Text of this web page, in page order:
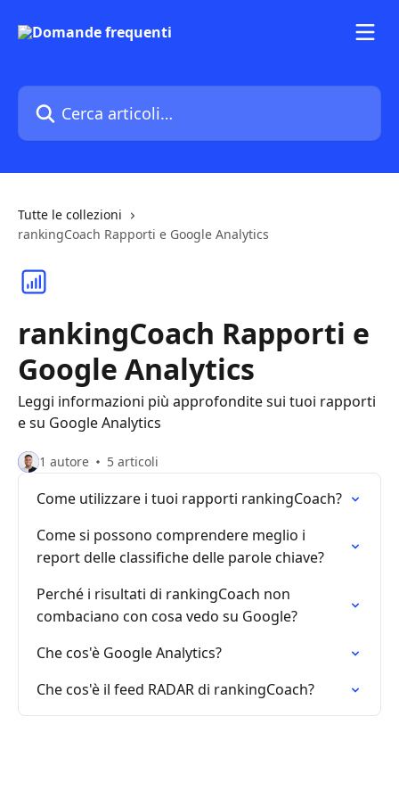
Cerca articoli…
Tutte le collezioni
rankingCoach Rapporti e Google Analytics
rankingCoach Rapporti e
Google Analytics
Leggi informazioni più approfondite sui tuoi rapporti
e su Google Analytics
1 autore 5 articoli
Come utilizzare i tuoi rapporti rankingCoach?
Come si possono comprendere meglio i
report delle classifiche delle parole chiave?
Perché i risultati di rankingCoach non
combaciano con cosa vedo su Google?
Che cos'è Google Analytics?
Che cos'è il feed RADAR di rankingCoach?